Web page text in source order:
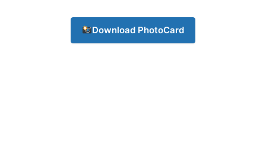
Download PhotoCard